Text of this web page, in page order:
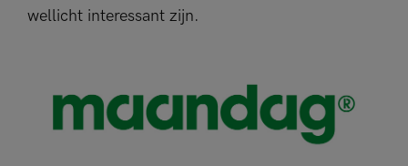
wellicht interessant zijn.